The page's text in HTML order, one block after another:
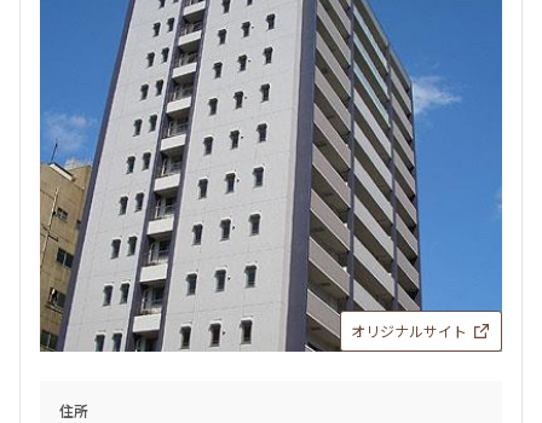
検索結果の絞り込み
賃料
〜
管理費/共益費含む
礼金なし
敷金なし
礼金１ヶ月以下
フリーレント付き
間取り
オリジナルサイト
住所